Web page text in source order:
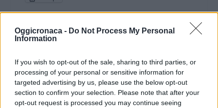
Oggicronaca - Do Not Process My Personal
Information
If you wish to opt-out of the sale, sharing to third parties, or
processing of your personal or sensitive information for
targeted advertising by us, please use the below opt-out
section to confirm your selection. Please note that after your
opt-out request is processed you may continue seeing
Correlati
E’ nato il Consorzio
“Gran Monferrato” che
Addetti del turismo
canadese in città e ad
ottobre 50 persone
sbarcheranno ad
Acqui Terme